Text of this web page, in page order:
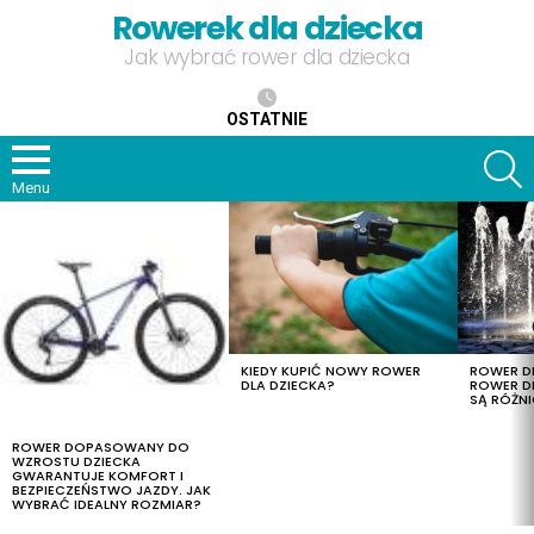
Rowerek dla dziecka
Jak wybrać rower dla dziecka
OSTATNIE
Menu
ROWER DOPASOWANY DO
WZROSTU DZIECKA
GWARANTUJE KOMFORT I
BEZPIECZEŃSTWO JAZDY. JAK
WYBRAĆ IDEALNY ROZMIAR?
KIEDY KUPIĆ NOWY ROWER
DLA DZIECKA?
ROWER
ROWER
SĄ